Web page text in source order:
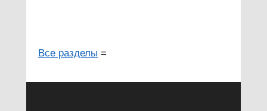
Все разделы =